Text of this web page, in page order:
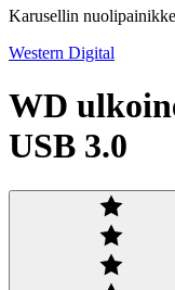
Karusellin
Western Digital
WD
USB 3.0